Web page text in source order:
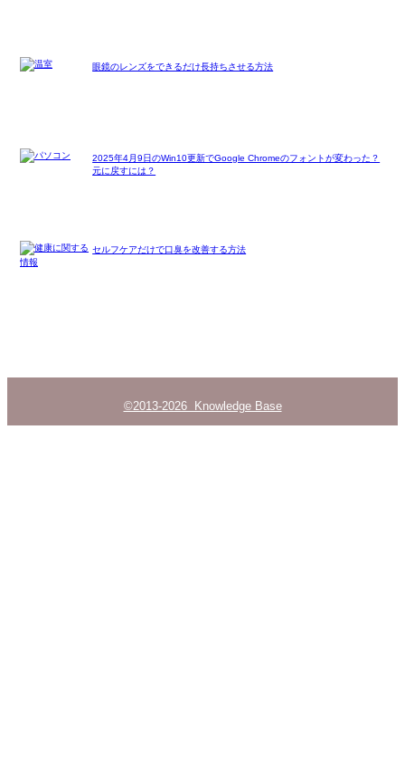
眼鏡のレンズをできるだけ長持ちさせる方法
2025年4月9日のWin10更新でGoogle Chromeのフォントが変わった？
元に戻すには？
セルフケアだけで口臭を改善する方法
©2013-2026 Knowledge Base